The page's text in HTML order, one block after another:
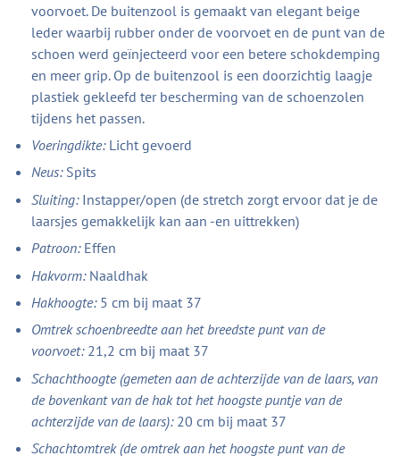
voorvoet. De buitenzool is gemaakt van elegant beige
leder waarbij rubber onder de voorvoet en de punt van de
schoen werd geïnjecteerd voor een betere schokdemping
en meer grip. Op de buitenzool is een doorzichtig laagje
plastiek gekleefd ter bescherming van de schoenzolen
tijdens het passen.
Voeringdikte:Licht gevoerd
Neus:Spits
Sluiting:Instapper/open (de stretch zorgt ervoor dat je de
laarsjes gemakkelijk kan aan -en uittrekken)
Patroon:Effen
Hakvorm:Naaldhak
Hakhoogte:5 cm bij maat 37
Omtrek schoenbreedte aan het breedste punt van de
voorvoet:21,2 cm bij maat 37
Schachthoogte (gemeten aan de achterzijde van de laars, van
de bovenkant van de hak tot het hoogste puntje van de
achterzijde van de laars):20 cm bij maat 37
Schachtomtrek (de omtrek aan het hoogste punt van de